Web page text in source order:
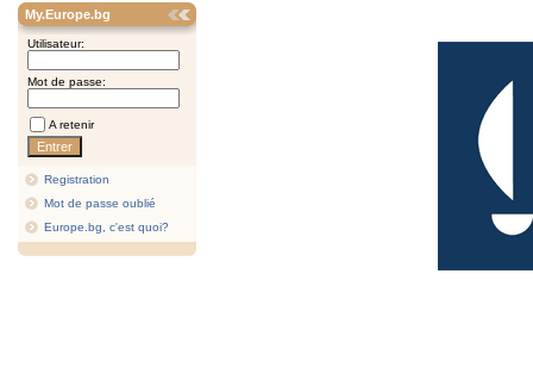
My.Europe.bg
Utilisateur:
Mot de passe:
A retenir
Registration
Mot de passe oublié
Europe.bg, c'est quoi?